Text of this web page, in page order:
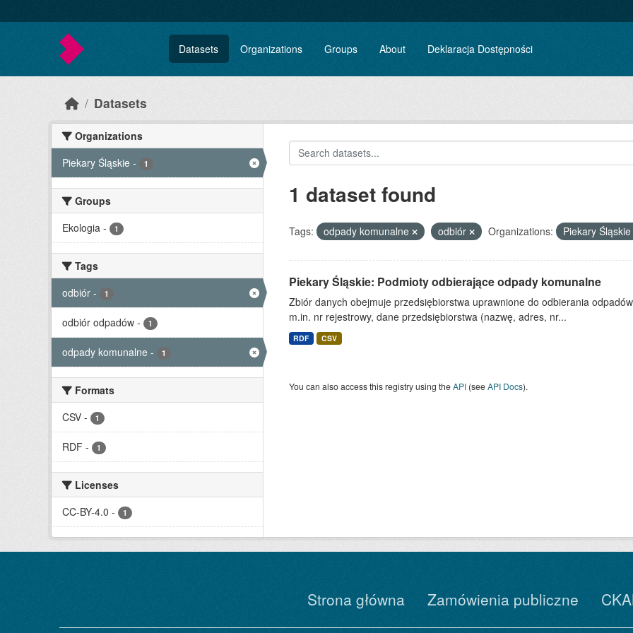
Datasets Organizations Groups About Deklaracja Dostępności
Datasets
Organizations
Piekary Śląskie - 1
Groups
Ekologia - 1
Tags
odbiór - 1
odbiór odpadów - 1
odpady komunalne - 1
Formats
CSV - 1
RDF - 1
Licenses
CC-BY-4.0 - 1
1 dataset found
Tags: odpady komunalne odbiór Organizations: Piekary Śląskie
Piekary Śląskie: Podmioty odbierające odpady komunalne
Zbiór danych obejmuje przedsiębiorstwa uprawnione do odbierania
m.in. nr rejestrowy, dane przedsiębiorstwa (nazwę, adres, nr...
RDF CSV
You can also access this registry using theAPI(seeAPI Docs).
Strona główna Zamówienia publiczne